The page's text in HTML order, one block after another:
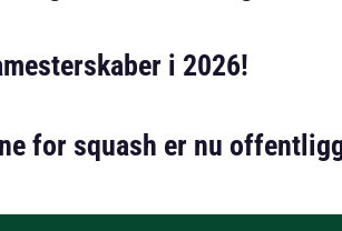
i 2026!
for squash er nu